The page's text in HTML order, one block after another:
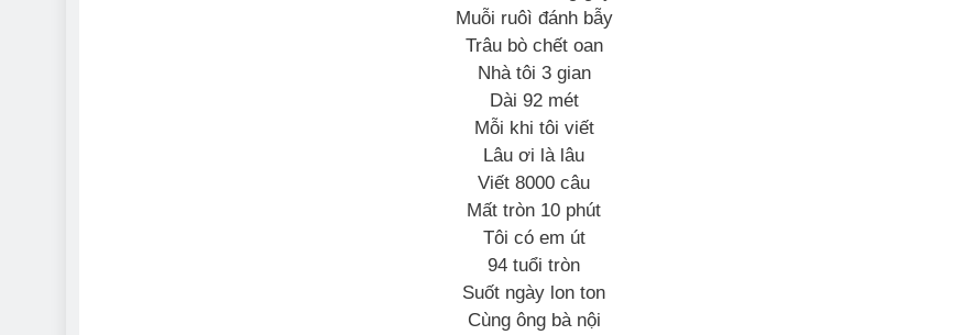
Muỗi ruôì đánh bẫy
Trâu bò chết oan
Nhà tôi 3 gian
Dài 92 mét
Mỗi khi tôi viết
Lâu ơi là lâu
Viết 8000 câu
Mất tròn 10 phút
Tôi có em út
94 tuổi tròn
Suốt ngày lon ton
Cùng ông bà nội